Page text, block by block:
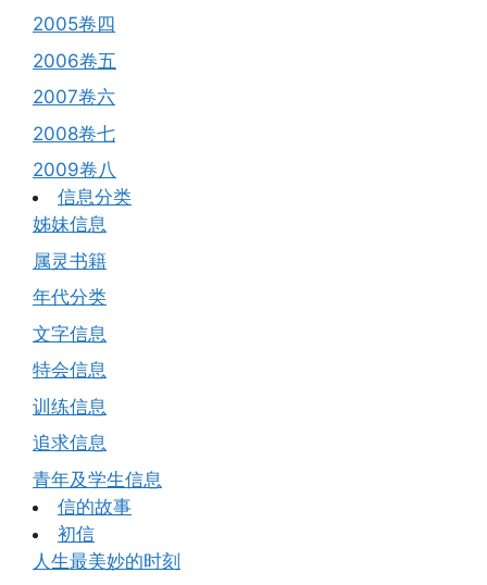
2005卷四
2006卷五
2007卷六
2008卷七
2009卷八
信息分类
姊妹信息
属灵书籍
年代分类
文字信息
特会信息
训练信息
追求信息
青年及学生信息
信的故事
初信
人生最美妙的时刻